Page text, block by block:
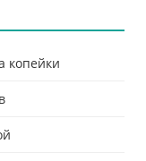
копейки